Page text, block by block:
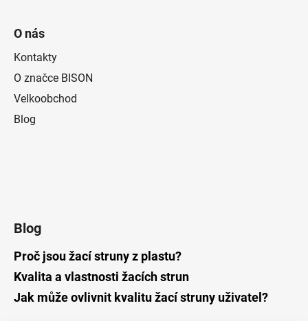
O nás
Kontakty
O značce BISON
Velkoobchod
Blog
Blog
Proč jsou žací struny z plastu?
Kvalita a vlastnosti žacích strun
Jak může ovlivnit kvalitu žací struny uživatel?